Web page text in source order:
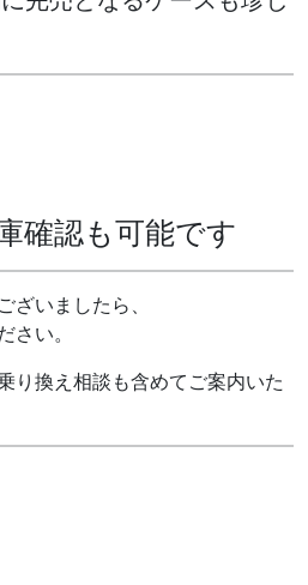
確認も可能です
ざいましたら、
さい。
り換え相談も含めてご案内いた